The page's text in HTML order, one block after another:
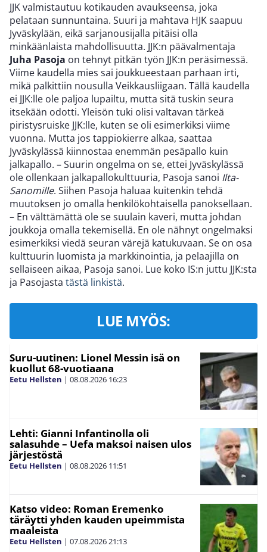
JJK valmistautuu kotikauden avaukseensa, joka
pelataan sunnuntaina. Suuri ja mahtava HJK saapuu
Jyväskylään, eikä sarjanousijalla pitäisi olla
minkäänlaista mahdollisuutta. JJK:n päävalmentaja
Juha Pasoja on tehnyt pitkän työn JJK:n peräsimessä.
Viime kaudella mies sai joukkueestaan parhaan irti,
mikä palkittiin nousulla Veikkausliigaan. Tällä kaudella
ei JJK:lle ole paljoa lupailtu, mutta sitä tuskin seura
itsekään odotti. Yleisön tuki olisi valtavan tärkeä
piristysruiske JJK:lle, kuten se oli esimerkiksi viime
vuonna. Mutta jos tappiokierre alkaa, saattaa
Jyväskylässä kiinnostaa enemmän pesäpallo kuin
jalkapallo. – Suurin ongelma on se, ettei Jyväskylässä
ole ollenkaan jalkapallokulttuuria, Pasoja sanoi Ilta-
Sanomille. Siihen Pasoja haluaa kuitenkin tehdä
muutoksen jo omalla henkilökohtaisella panoksellaan.
– En välttämättä ole se suulain kaveri, mutta johdan
joukkoja omalla tekemisellä. En ole nähnyt ongelmaksi
esimerkiksi viedä seuran värejä katukuvaan. Se on osa
kulttuurin luomista ja markkinointia, ja pelaajilla on
sellaiseen aikaa, Pasoja sanoi. Lue koko IS:n juttu JJK:sta
ja Pasojasta tästä linkistä.
LUE MYÖS:
Suru-uutinen: Lionel Messin isä on
kuollut 68-vuotiaana
Eetu Hellsten | 08.08.2026 16:23
Lehti: Gianni Infantinolla oli
salasuhde – Uefa maksoi naisen ulos
järjestöstä
Eetu Hellsten | 08.08.2026 11:51
Katso video: Roman Eremenko
täräytti yhden kauden upeimmista
maaleista
Eetu Hellsten | 07.08.202621:13